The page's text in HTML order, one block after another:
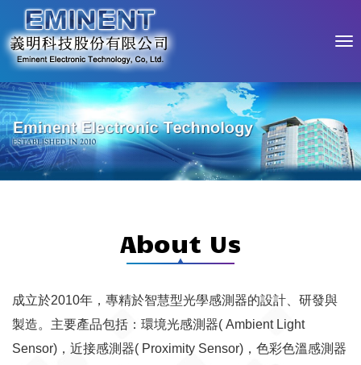
About Us
成立於2010年，專精於智慧型光學感測器的設計、研發與
製造。主要產品包括：環境光感測器( Ambient Light
Sensor)，近接感測器( Proximity Sensor)，色彩色溫感測器